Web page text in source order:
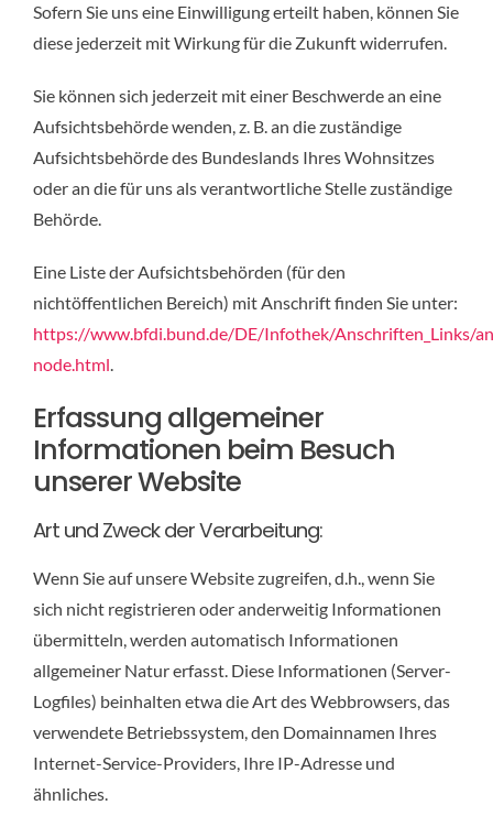
Sofern Sie uns eine Einwilligung erteilt haben, können Sie
diese jederzeit mit Wirkung für die Zukunft widerrufen.
Sie können sich jederzeit mit einer Beschwerde an eine
Aufsichtsbehörde wenden, z. B. an die zuständige
Aufsichtsbehörde des Bundeslands Ihres Wohnsitzes
oder an die für uns als verantwortliche Stelle zuständige
Behörde.
Eine Liste der Aufsichtsbehörden (für den
nichtöffentlichen Bereich) mit Anschrift finden Sie unter:
https://www.bfdi.bund.de/DE/Infothek/Anschriften_Links/
node.html.
Erfassung allgemeiner
Informationen beim Besuch
unserer Website
Art und Zweck der Verarbeitung:
Wenn Sie auf unsere Website zugreifen, d.h., wenn Sie
sich nicht registrieren oder anderweitig Informationen
übermitteln, werden automatisch Informationen
allgemeiner Natur erfasst. Diese Informationen (Server-
Logfiles) beinhalten etwa die Art des Webbrowsers, das
verwendete Betriebssystem, den Domainnamen Ihres
Internet-Service-Providers, Ihre IP-Adresse und
ähnliches.